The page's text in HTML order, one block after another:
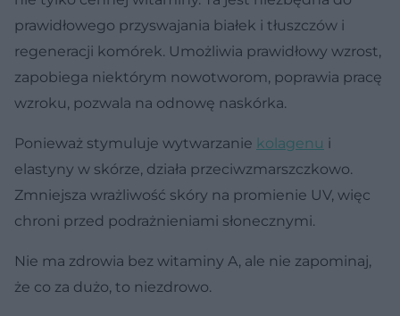
prawidłowego przyswajania białek i tłuszczów i
regeneracji komórek. Umożliwia prawidłowy wzrost,
zapobiega niektórym nowotworom, poprawia pracę
wzroku, pozwala na odnowę naskórka.
Ponieważ stymuluje wytwarzanie kolagenu i
elastyny w skórze, działa przeciwzmarszczkowo.
Zmniejsza wrażliwość skóry na promienie UV, więc
chroni przed podrażnieniami słonecznymi.
Nie ma zdrowia bez witaminy A, ale nie zapominaj,
że co za dużo, to niezdrowo.